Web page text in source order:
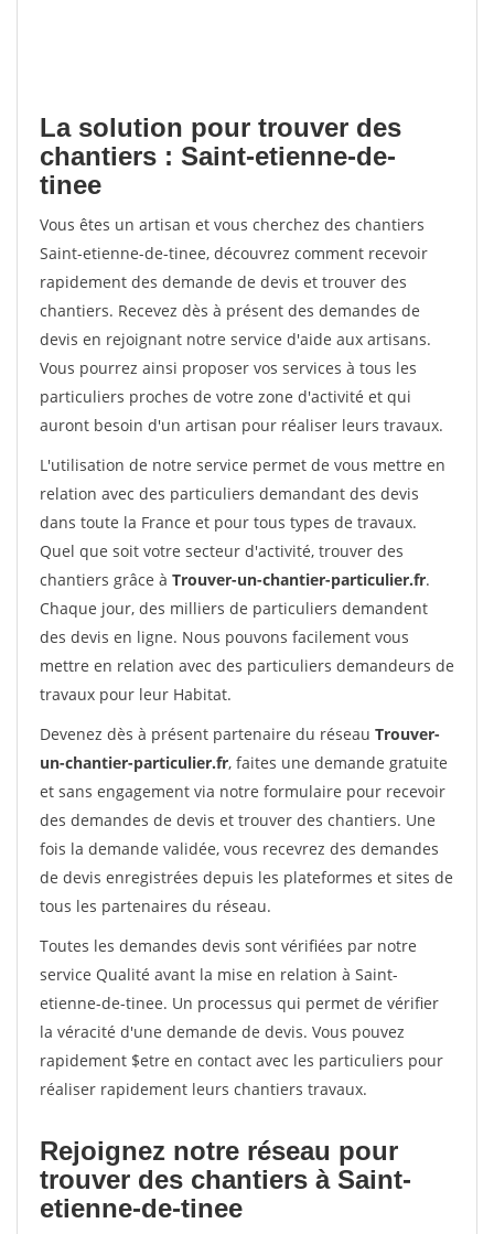
La solution pour trouver des
chantiers : Saint-etienne-de-
tinee
Vous êtes un artisan et vous cherchez des chantiers
Saint-etienne-de-tinee, découvrez comment recevoir
rapidement des demande de devis et trouver des
chantiers. Recevez dès à présent des demandes de
devis en rejoignant notre service d'aide aux artisans.
Vous pourrez ainsi proposer vos services à tous les
particuliers proches de votre zone d'activité et qui
auront besoin d'un artisan pour réaliser leurs travaux.
L'utilisation de notre service permet de vous mettre en
relation avec des particuliers demandant des devis
dans toute la France et pour tous types de travaux.
Quel que soit votre secteur d'activité, trouver des
chantiers grâce à Trouver-un-chantier-particulier.fr.
Chaque jour, des milliers de particuliers demandent
des devis en ligne. Nous pouvons facilement vous
mettre en relation avec des particuliers demandeurs de
travaux pour leur Habitat.
Devenez dès à présent partenaire du réseau Trouver-
un-chantier-particulier.fr, faites une demande gratuite
et sans engagement via notre formulaire pour recevoir
des demandes de devis et trouver des chantiers. Une
fois la demande validée, vous recevrez des demandes
de devis enregistrées depuis les plateformes et sites de
tous les partenaires du réseau.
Toutes les demandes devis sont vérifiées par notre
service Qualité avant la mise en relation à Saint-
etienne-de-tinee. Un processus qui permet de vérifier
la véracité d'une demande de devis. Vous pouvez
rapidement $etre en contact avec les particuliers pour
réaliser rapidement leurs chantiers travaux.
Rejoignez notre réseau pour
trouver des chantiers à Saint-
etienne-de-tinee